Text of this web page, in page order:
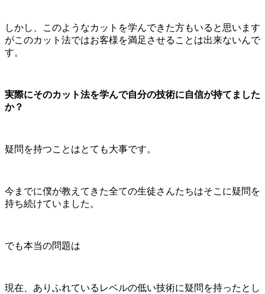
しかし、このようなカットを学んできた方もいると思います
がこのカット法ではお客様を満足させることは出来ないんで
す。
実際にそのカット法を学んで自分の技術に自信が持てました
か？
疑問を持つことはとても大事です。
今までに僕が教えてきた全ての生徒さんたちはそこに疑問を
持ち続けていました。
でも本当の問題は
現在、ありふれているレベルの低い技術に疑問を持ったとし